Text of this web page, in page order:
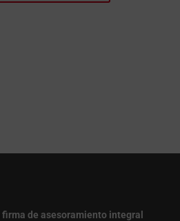
firma de asesoramiento integral